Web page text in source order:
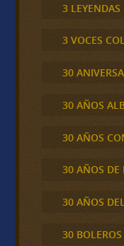
3
3 VOCES
30
30 AÑOS
30 AÑOS
30 AÑOS DE
30 AÑOS
30